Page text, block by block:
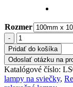
Rozmer
množstvo
Vyrezávaná
drevená
relaxačná
lampa
pre
Pridať do košíka
Odoslať otázku na
Katalógové číslo:
lampy na sviečky,